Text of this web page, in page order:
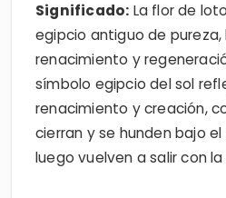
Significado: La flor de
egipcio antiguo de pureza,
renacimiento y
símbolo egipcio del sol
renacimiento y creación,
cierran y se hunden bajo
luego vuelven a salir con la